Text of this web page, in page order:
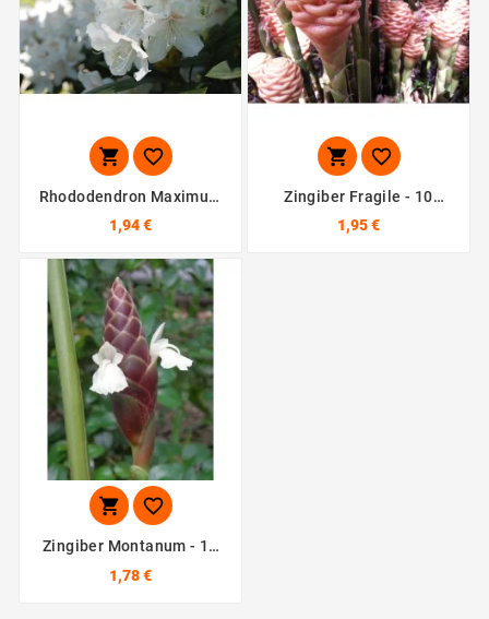
 
Rhododendron Maximum
- 10 Graines
1,94 €
 
Zingiber Fragile - 10
Graines
1,95 €
 
Zingiber Montanum - 10
Graines
1,78 €